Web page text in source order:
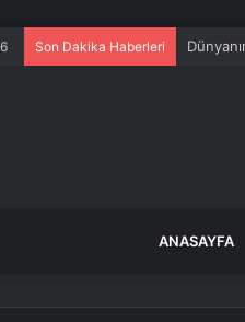
Son Dakika Haberleri
ANASAYFA